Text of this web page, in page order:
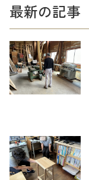
最新の記事